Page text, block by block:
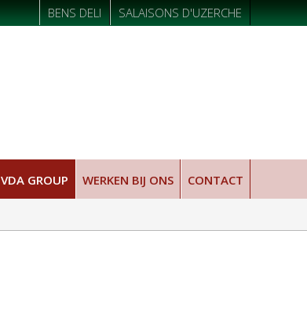
BENS DELI SALAISONS D'UZERCHE
VDA GROUP WERKEN BIJ ONS CONTACT